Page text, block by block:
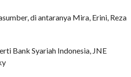
di antaranya Mira, Erini, Reza
Bank Syariah Indonesia, JNE